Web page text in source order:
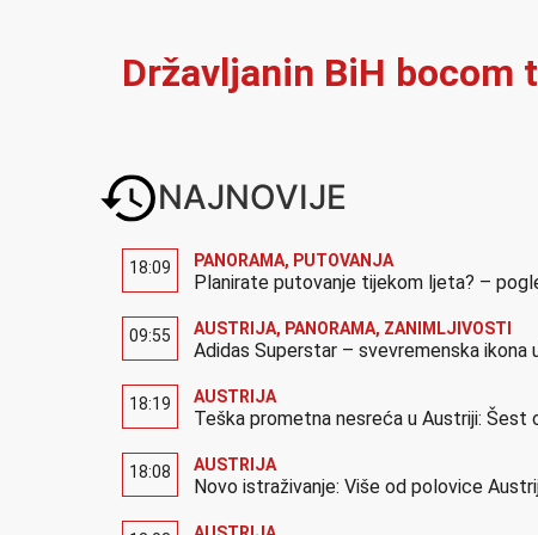
Državljanin BiH
NAJNOVIJE
18:09 PANORAMA, PUTOVANJA
Planirate putovanje tijekom ljeta? –
09:55 AUSTRIJA, PANORAMA, ZANIMLJIVOSTI
Adidas Superstar – svevremenska ikona
18:19 AUSTRIJA
Teška prometna nesreća u Austriji:
18:08 AUSTRIJA
Novo istraživanje: Više od polovice